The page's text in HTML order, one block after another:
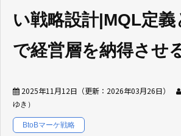
い戦略設計|MQL定
で経営層を納得させ
2025年11月12日 （更新： 2026年03月26日）
ゆき）
BtoBマーケ戦略